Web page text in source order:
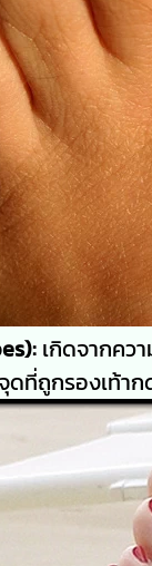
เกิดจากคว
ที่ถูกรองเท้า